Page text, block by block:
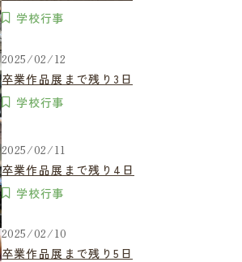
学校行事
2025/02/12
卒業作品展まで残り3日
学校行事
2025/02/11
卒業作品展まで残り4日
学校行事
2025/02/10
卒業作品展まで残り5日